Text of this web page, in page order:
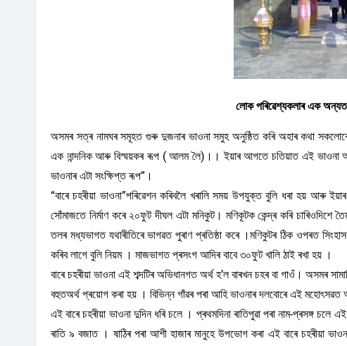
লোক পৰিৱেশ্যকলাৰ এক
অসমৰ সত্ৰ নামঘৰ সমূহত গুৰু দুজনাৰ ভাওনা সমুহ অনুষ্ঠিত কৰি অহাৰ কথা সকলোৰে
এক নান্দনিক আৰু বিস্ময়কৰ ৰূপ ( আলম লৈ)।। ইয়াৰ আগতে চতিয়াত এই ভাওনা
ভাওনাৰ এটা সংক্ষিপ্ত ৰূপ”।
“বাৰে চহৰীয়া ভাওনা”পৰিৱেশন কৰিবলৈ খৰালি সময় উপযুক্ত বুলি ধৰা হয় আৰু
সোঁমাজতে নিৰ্মাণ কৰে ২০ফুট দীঘল এটা মনিকুট। মণিকূটক কেন্দ্ৰ কৰি চাৰিওদিশে
তলৰ মধ্যভাগত যথাৰীতিৰে ভাগৱত পুৰাণ প্ৰতিষ্ঠা কৰে ।‌মণিকুটৰ ঠিক ওপৰত
কৰিব লাগে বুলি নিয়ম । মাজভাগত প্ৰসংগ আদিৰ বাবে ৩০ফুট খালি ঠাই ৰখা হয় ।
বাৰে চহৰীয়া ভাওনা এই শব্দটিৰ অভিধানগত অৰ্থ হ’ল বাৰখন চহৰ বা গাওঁ। অসমৰ
বহুতঅৰ্থ প্ৰয়োগ কৰা হয় । বিভিন্ন গাঁৱৰ পৰা আহি ভাওনাৰ দলবোৰে এই মহোৎসৱত
এই বাৰে চহৰীয়া ভাওনা দুদিন ধৰি চলে । প্ৰথমদিনা ৰাতিপুৱা পৰা নাম-প্ৰসঙ্গ
ৰাতি ৯ বজাত । ষাঠিৰ পৰা আশী হাজাৰ মানুহে উপভোগ কৰা এই বাৰে চহৰীয়া